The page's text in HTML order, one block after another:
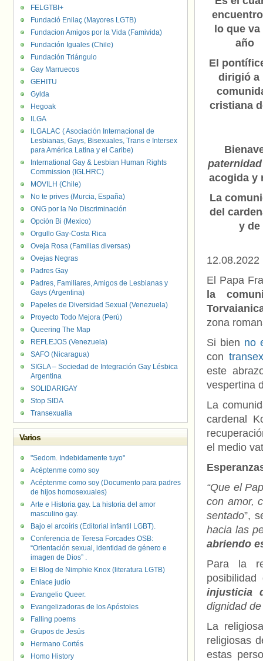
lo que va
año
El
dirigió a
cristiana
acogida y
La
del
y de
12.08.2022
El Papa
la
zona
Si bien no
con
este
vespertina
La
cardenal
el medio
“Que el
con amor,
sentado”,
hacia las
abriendo
Para la
injusticia
dignidad
La
religiosas
estas
FELGTBI+
Fundació Enllaç (Mayores LGTB)
Fundacion Amigos por la Vida (Famivida)
Fundación Iguales (Chile)
Fundación Triángulo
Gay Marruecos
GEHITU
Gylda
Hegoak
ILGA
ILGALAC ( Asociación Internacional de
Lesbianas, Gays, Bisexuales, Trans e Intersex
para América Latina y el Caribe)
International Gay & Lesbian Human Rights
Commission (IGLHRC)
MOVILH (Chile)
No te prives (Murcia, España)
ONG por la No Discriminación
Opción Bi (Mexico)
Orgullo Gay-Costa Rica
Oveja Rosa (Familias diversas)
Ovejas Negras
Padres Gay
Padres, Familiares, Amigos de Lesbianas y
Gays (Argentina)
Papeles de Diversidad Sexual (Venezuela)
Proyecto Todo Mejora (Perú)
Queering The Map
REFLEJOS (Venezuela)
SAFO (Nicaragua)
SIGLA – Sociedad de Integración Gay Lésbica
Argentina
SOLIDARIGAY
Stop SIDA
Transexualia
Varios
"Sedom. Indebidamente tuyo"
Acéptenme como soy
Acéptenme como soy (Documento para padres
de hijos homosexuales)
Arte e Historia gay. La historia del amor
masculino gay.
Bajo el arcoíris (Editorial infantil LGBT).
Conferencia de Teresa Forcades OSB:
“Orientación sexual, identidad de género e
imagen de Dios” .
El Blog de Nimphie Knox (literatura LGTB)
Enlace judío
Evangelio Queer.
Evangelizadoras de los Apóstoles
Falling poems
Grupos de Jesús
Hermano Cortés
Homo History